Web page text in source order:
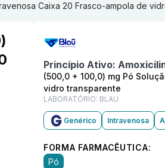
Caixa 20 Frasco-ampola de
Princípio Ativo:
(500,0 + 100,0) mg Pó
vidro transparente
LABORATÓRIO: BLAU
Genérico Intravenosa
FORMA FARMACÊUTICA:
Pó